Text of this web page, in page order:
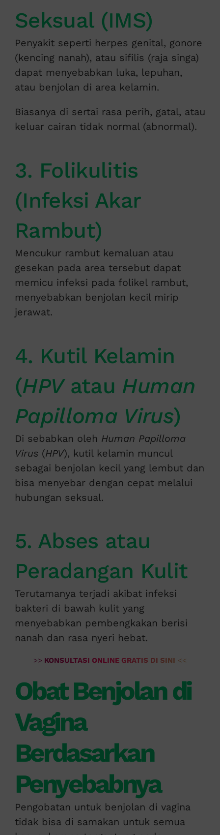
Seksual (IMS)
Penyakit seperti herpes genital, gonore
(kencing nanah), atau sifilis (raja singa)
dapat menyebabkan luka, lepuhan,
atau benjolan di area kelamin.
Biasanya di sertai rasa perih, gatal, atau
keluar cairan tidak normal (abnormal).
3. Folikulitis
(Infeksi Akar
Rambut)
Mencukur rambut kemaluan atau
gesekan pada area tersebut dapat
memicu infeksi pada folikel rambut,
menyebabkan benjolan kecil mirip
jerawat.
4. Kutil Kelamin
(HPVatau Human
Papilloma Virus)
Di sebabkan oleh Human Papilloma
Virus (HPV), kutil kelamin muncul
sebagai benjolan kecil yang lembut dan
bisa menyebar dengan cepat melalui
hubungan seksual.
5. Abses atau
Peradangan Kulit
Terutamanya terjadi akibat infeksi
bakteri di bawah kulit yang
menyebabkan pembengkakan berisi
nanah dan rasa nyeri hebat.
>> KONSULTASI ONLINE GRATIS DI SINI <<
Obat Benjolan di
Vagina
Berdasarkan
Penyebabnya
Pengobatan untuk benjolan di vagina
tidak bisa di samakan untuk semua